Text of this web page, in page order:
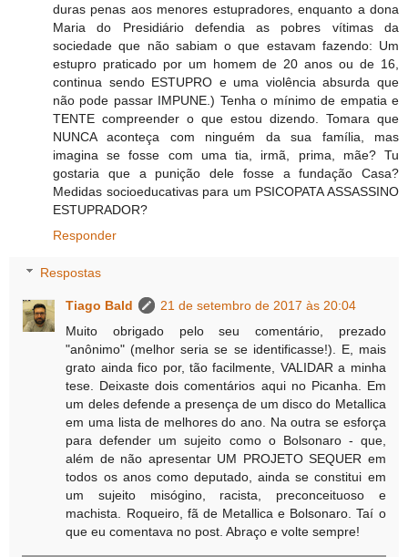
duras penas aos menores estupradores, enquanto a dona
Maria do Presidiário defendia as pobres vítimas da
sociedade que não sabiam o que estavam fazendo: Um
estupro praticado por um homem de 20 anos ou de 16,
continua sendo ESTUPRO e uma violência absurda que
não pode passar IMPUNE.) Tenha o mínimo de empatia e
TENTE compreender o que estou dizendo. Tomara que
NUNCA aconteça com ninguém da sua família, mas
imagina se fosse com uma tia, irmã, prima, mãe? Tu
gostaria que a punição dele fosse a fundação Casa?
Medidas socioeducativas para um PSICOPATA ASSASSINO
ESTUPRADOR?
Responder
Respostas
Tiago Bald
21 de setembro de 2017 às 20:04
Muito obrigado pelo seu comentário, prezado
"anônimo" (melhor seria se se identificasse!). E, mais
grato ainda fico por, tão facilmente, VALIDAR a minha
tese. Deixaste dois comentários aqui no Picanha. Em
um deles defende a presença de um disco do Metallica
em uma lista de melhores do ano. Na outra se esforça
para defender um sujeito como o Bolsonaro - que,
além de não apresentar UM PROJETO SEQUER em
todos os anos como deputado, ainda se constitui em
um sujeito misógino, racista, preconceituoso e
machista. Roqueiro, fã de Metallica e Bolsonaro. Taí o
que eu comentava no post. Abraço e volte sempre!